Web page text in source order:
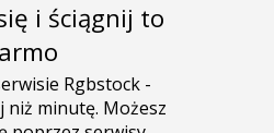
i ściągnij to